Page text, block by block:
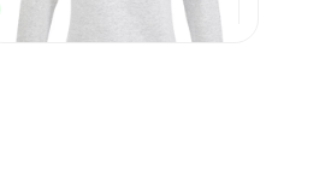
В наличии 2 444